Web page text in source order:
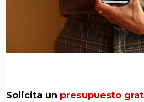
Solicita un presupuesto